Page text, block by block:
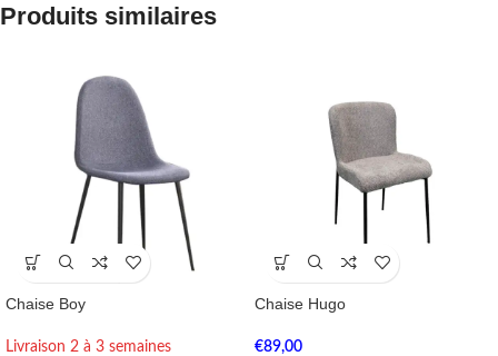
Produits similaires
Chaise Boy
Livraison 2 à 3 semaines
Chaise Hugo
€89,00